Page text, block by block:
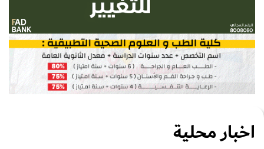
اخبار محلية